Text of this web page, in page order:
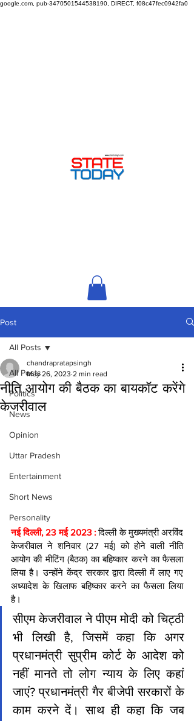
google.com, pub-3470501544538190, DIRECT, f08c47fec0942fa0
Post
All Posts
Politics
News
Opinion
Uttar Pradesh
Entertainment
Short News
Personality
All Posts
नीति आयोग की बैठक का बायकॉट करेंगे
केजरीवाल
chandrapratapsingh
May 26, 2023 2 min read
नई दिल्ली, 23 मई 2023 : दिल्ली के मुख्यमंत्री अरविंद
केजरीवाल ने शनिवार (27 मई) को होने वाली नीति
आयोग की मीटिंग (बैठक) का बहिष्कार करने का फैसला
लिया है। उन्होंने केंद्र सरकार द्वारा दिल्ली में लाए गए
अध्यादेश के खिलाफ बहिष्कार करने का फैसला लिया
है।
सीएम केजरीवाल ने पीएम मोदी को चिट्ठी
भी लिखी है, जिसमें कहा कि अगर
प्रधानमंत्री सुप्रीम कोर्ट के आदेश को
नहीं मानते तो लोग न्याय के लिए कहां
जाएं? प्रधानमंत्री गैर बीजेपी सरकारों के
काम करने दें। साथ ही कहा कि जब